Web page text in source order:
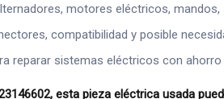
motores eléctricos,
compatibilidad y posible
reparar sistemas eléctricos con ahorro
esta pieza eléctrica usada